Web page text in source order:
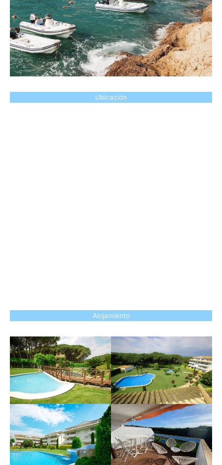
Ubicación
Alojamiento